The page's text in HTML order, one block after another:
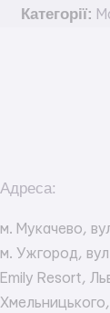
Категорії:
Адреса:
м. Мукачево,
м. Ужгород,
Emily Resort,